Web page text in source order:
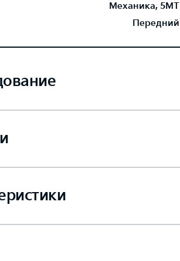
Механика, 5MT
Передний